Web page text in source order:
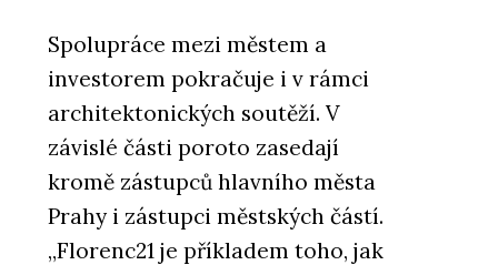
Spolupráce mezi městem a
investorem pokračuje i v rámci
architektonických soutěží. V
závislé části poroto zasedají
kromě zástupců hlavního města
Prahy i zástupci městských částí.
„Florenc21 je příkladem toho, jak